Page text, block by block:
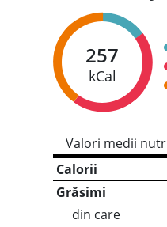
257
kCal
Valori medii
Calorii
Grăsimi
din care